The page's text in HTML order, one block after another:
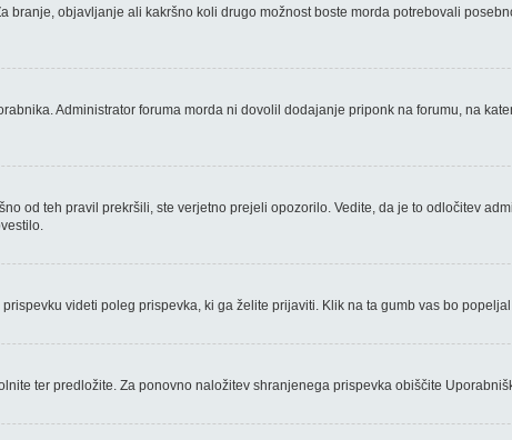
objavljanje ali kakršno koli drugo možnost boste morda potrebovali
Administrator foruma morda ni dovolil dodajanje priponk na forumu, na
od teh pravil prekršili, ste verjetno prejeli opozorilo. Vedite, da je to odločitev
videti poleg prispevka, ki ga želite prijaviti. Klik na ta gumb vas bo
ter predložite. Za ponovno naložitev shranjenega prispevka obiščite